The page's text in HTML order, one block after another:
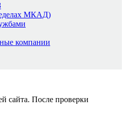
МКАД)
компании
сайта. После проверки